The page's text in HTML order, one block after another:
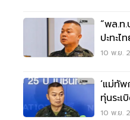
“พล.
ปะทะ
อดีต
10 พ.ย.
‘แม่ทั
ทุ่นระเ
หนัก
10 พ.ย.